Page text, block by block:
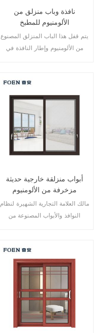
نافذة وباب منزلق من
الألومنيوم للمطبخ
يتم قفل هذا الباب المنزلق المصنوع
من الألومنيوم وإطار النافذة في
الأبواب لتلبية الاحتياجات المعمارية
المختلفة
أبواب منزلقة خارجية حديثة
مزخرفة من الألومنيوم
مالك العلامة التجارية الشهيرة لنظام
النوافذ والأبواب المصنوعة من